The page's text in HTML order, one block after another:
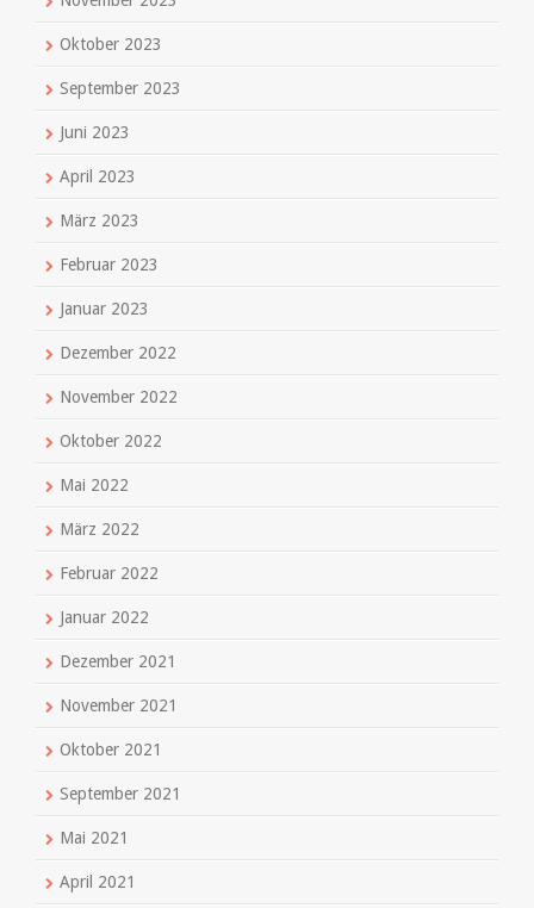
Oktober 2023
September 2023
Juni 2023
April 2023
März 2023
Februar 2023
Januar 2023
Dezember 2022
November 2022
Oktober 2022
Mai 2022
März 2022
Februar 2022
Januar 2022
Dezember 2021
November 2021
Oktober 2021
September 2021
Mai 2021
April 2021